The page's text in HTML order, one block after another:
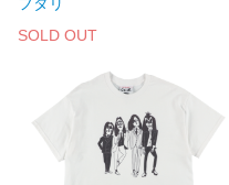
SOLD OUT